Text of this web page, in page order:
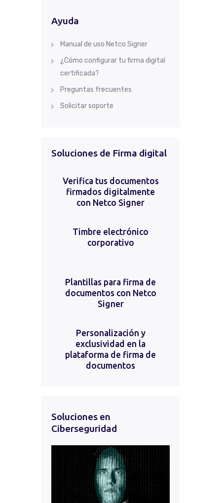
Ayuda
Manual de uso Netco Signer
¿Cómo configurar tu firma digital
certificada?
Preguntas frecuentes
Solicitar soporte
Soluciones de Firma digital
Verifica tus documentos
firmados digitalmente
con Netco Signer
Timbre electrónico
corporativo
Plantillas para firma de
documentos con Netco
Signer
Personalización y
exclusividad en la
plataforma de firma de
documentos
Soluciones en
Ciberseguridad